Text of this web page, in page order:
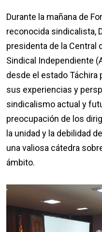
Durante la mañana de
reconocida sindicalista,
presidenta de la Central
Sindical Independiente
desde el estado Táchira
sus experiencias y
sindicalismo actual y
preocupación de los
la unidad y la debilidad
una valiosa cátedra
ámbito.